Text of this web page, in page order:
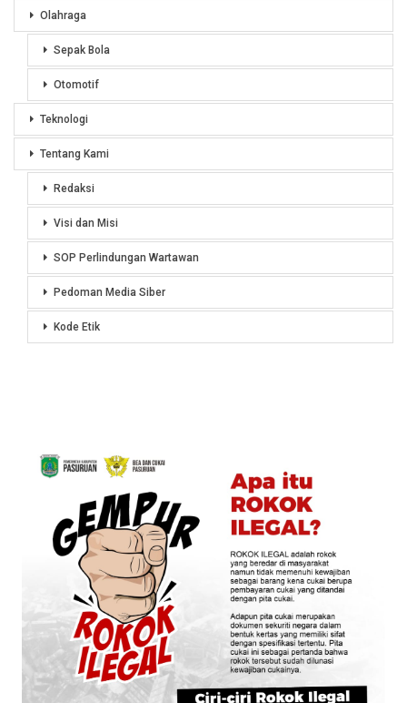
Olahraga
Sepak Bola
Otomotif
Teknologi
Tentang Kami
Redaksi
Visi dan Misi
SOP Perlindungan Wartawan
Pedoman Media Siber
Kode Etik